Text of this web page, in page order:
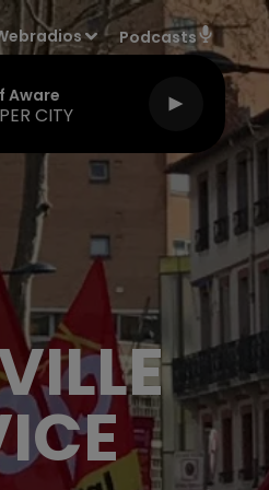
Podcasts
Aware
CITY